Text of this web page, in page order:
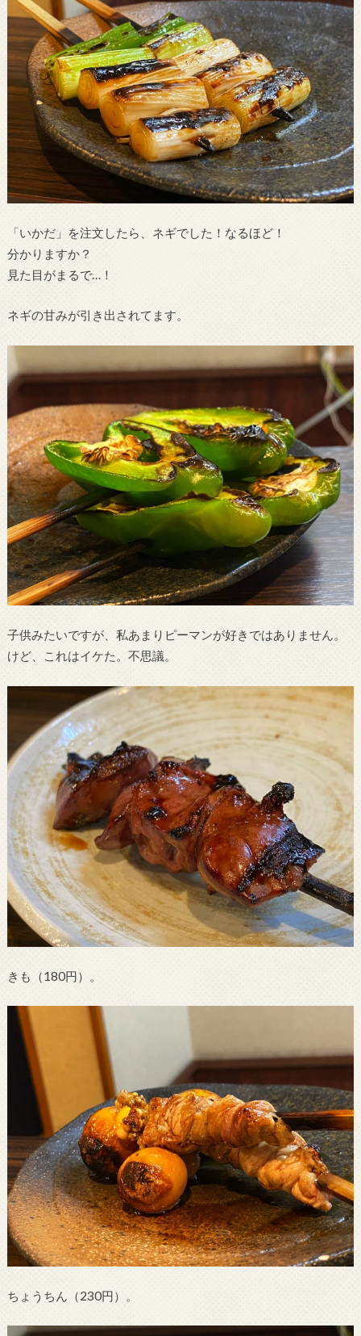
「いかだ」を注文したら、ネギでした！なるほど！
分かりますか？
見た目がまるで…！
ネギの甘みが引き出されてます。
子供みたいですが、私あまりピーマンが好きではありません。
けど、これはイケた。不思議。
きも（180円）。
ちょうちん（230円）。